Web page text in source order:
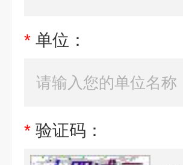
* 单位：
* 验证码：